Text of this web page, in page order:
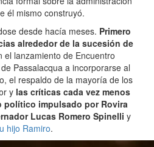
él mismo construyó.
desde hacía meses. Primero
alrededor de la sucesión de
el lanzamiento de Encuentro
Passalacqua a incorporarse al
el respaldo de la mayoría de los
y las críticas cada vez menos
político impulsado por Rovira
Lucas Romero Spinelli y
hijo Ramiro.